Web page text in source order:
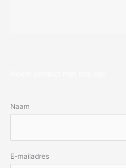
Naam
E-mailadres